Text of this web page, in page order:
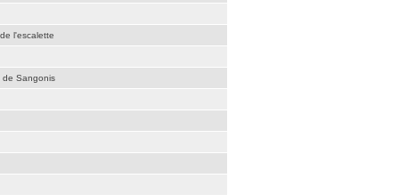
l'escalette
de Sangonis